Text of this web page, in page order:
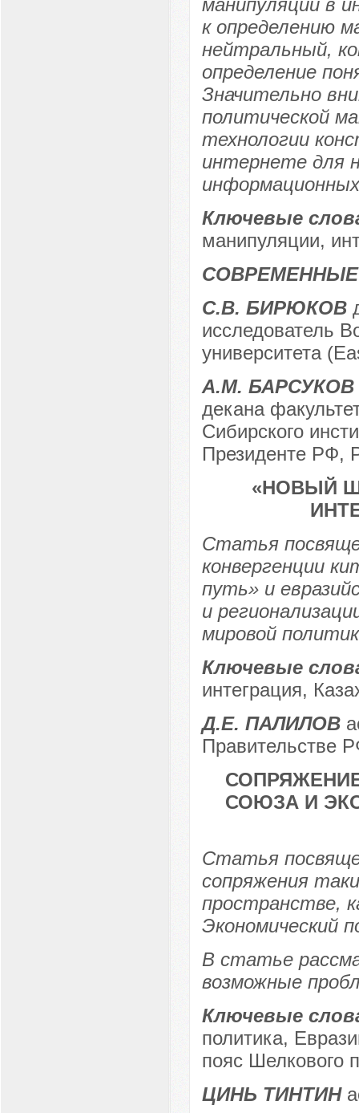
манипуляции в
к определению
нейтральный,
определение
Значительно
политической
технологии
интернете для
Ключевые
манипуляции,
С.В. БИРЮКОВ
исследователь
университета
А.М. БАРСУКОВ
декана
Сибирского
Президенте РФ,
«НОВЫЙ
Статья
конвергенции
путь» и
и
мировой
Ключевые
интеграция,
Д.Е. ПАЛИЛОВ
Правительстве
СОЮЗА И
Статья
сопряжения
пространстве,
Экономический
В статье
возможные
Ключевые
политика,
пояс Шелкового
ЦИНЬ ТИНТИН